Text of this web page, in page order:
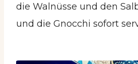
die Walnüsse und den
und die Gnocchi sofort